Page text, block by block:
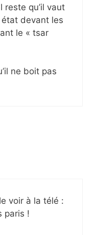
reste qu’il vaut
état devant les
le « tsar
ne boit pas
voir à la télé :
paris !